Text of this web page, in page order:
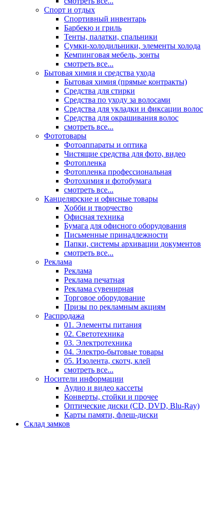
Спорт и отдых
Спортивный инвентарь
Барбекю и гриль
Тенты, палатки, спальники
Сумки-холодильники, элементы холода
Кемпинговая мебель, зонты
смотреть все...
Бытовая химия и средства ухода
Бытовая химия (прямые контракты)
Средства для стирки
Средства по уходу за волосами
Средства для укладки и фиксации волос
Средства для окрашивания волос
смотреть все...
Фототовары
Фотоаппараты и оптика
Чистящие средства для фото, видео
Фотопленка
Фотопленка профессиональная
Фотохимия и фотобумага
смотреть все...
Канцелярские и офисные товары
Хобби и творчество
Офисная техника
Бумага для офисного оборудования
Письменные принадлежности
Папки, системы архивации документов
смотреть все...
Реклама
Реклама
Реклама печатная
Реклама сувенирная
Торговое оборудование
Призы по рекламным акциям
Распродажа
01. Элементы питания
02. Светотехника
03. Электротехника
04. Электро-бытовые товары
05. Изолента, скотч, клей
смотреть все...
Носители информации
Аудио и видео кассеты
Конверты, стойки и прочее
Оптические диски (CD, DVD, Blu-Ray)
Карты памяти, флеш-диски
Склад замков